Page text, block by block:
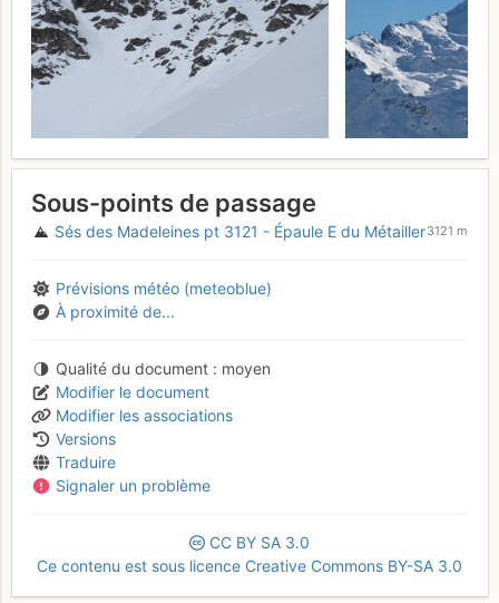
Sous-points de passage
Sés des Madeleines pt 3121 - Épaule E du Métailler3121 m
Prévisions météo (meteoblue)
À proximité de...
Qualité du document
moyen
Modifier le document
Modifier les associations
Versions
Traduire
Signaler un problème
CC BY SA 3.0
Ce contenu est sous licence Creative Commons BY-SA 3.0